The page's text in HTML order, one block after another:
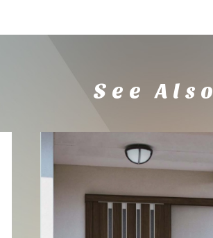
See Also